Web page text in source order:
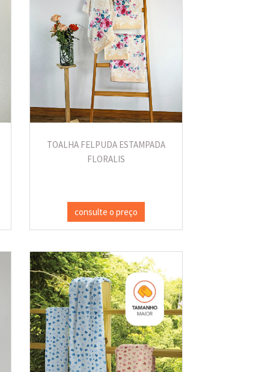
TOALHA FELPUDA ESTAMPADA
FLORALIS
consulte o preço